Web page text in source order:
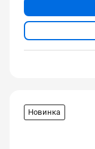
Новинка